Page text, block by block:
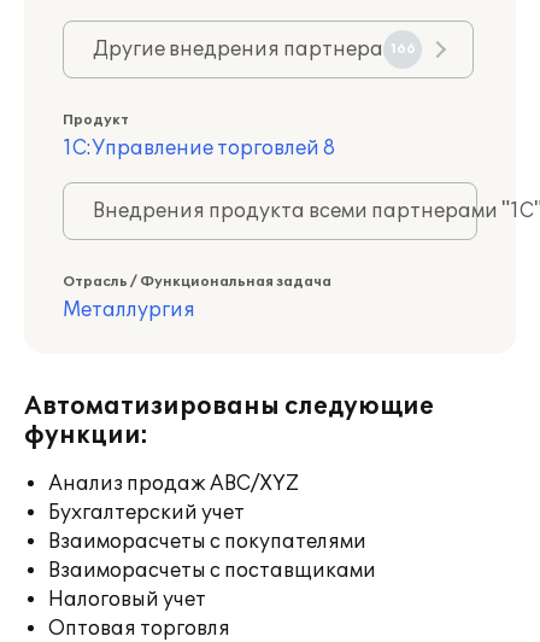
Другие внедрения партнера 166
Продукт
1С:Управление торговлей 8
Внедрения продукта всеми партнерами
Отрасль / Функциональная задача
Металлургия
Автоматизированы следующие
функции:
Анализ продаж ABC/XYZ
Бухгалтерский учет
Взаиморасчеты с покупателями
Взаиморасчеты с поставщиками
Налоговый учет
Оптовая торговля